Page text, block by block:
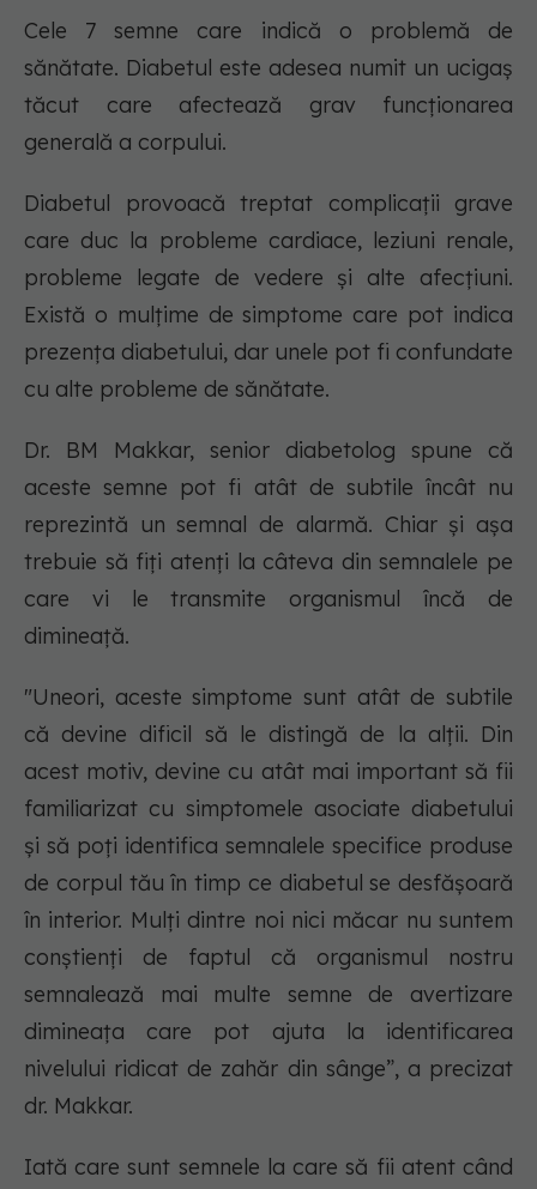
Cele 7 semne care indică o problemă de
sănătate. Diabetul este adesea numit un ucigaș
tăcut care afectează grav funcționarea
generală a corpului.
Diabetul provoacă treptat complicații grave
care duc la probleme cardiace, leziuni renale,
probleme legate de vedere și alte afecțiuni.
Există o mulțime de simptome care pot indica
prezența diabetului, dar unele pot fi confundate
cu alte probleme de sănătate.
Dr. BM Makkar, senior diabetolog spune că
aceste semne pot fi atât de subtile încât nu
reprezintă un semnal de alarmă. Chiar și așa
trebuie să fiți atenți la câteva din semnalele pe
care vi le transmite organismul încă de
dimineață.
"Uneori, aceste simptome sunt atât de subtile
că devine dificil să le distingă de la alții. Din
acest motiv, devine cu atât mai important să fii
familiarizat cu simptomele asociate diabetului
și să poți identifica semnalele specifice produse
de corpul tău în timp ce diabetul se desfășoară
în interior. Mulți dintre noi nici măcar nu suntem
conștienți de faptul că organismul nostru
semnalează mai multe semne de avertizare
dimineața care pot ajuta la identificarea
nivelului ridicat de zahăr din sânge”, a precizat
dr. Makkar.
Iată care sunt semnele la care să fii atent când